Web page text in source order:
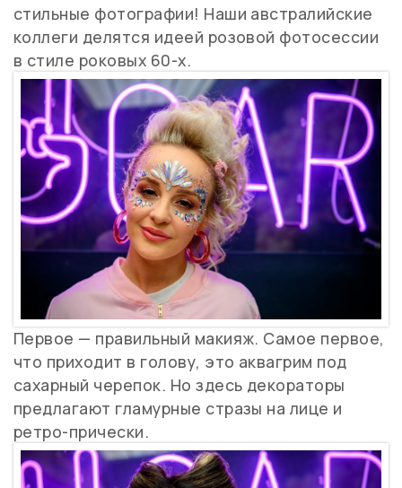
стильные фотографии! Наши австралийские
коллеги делятся идеей розовой фотосессии
в стиле роковых 60-х.
Первое — правильный макияж. Самое первое,
что приходит в голову, это аквагрим под
сахарный черепок. Но здесь декораторы
предлагают гламурные стразы на лице и
ретро-прически.